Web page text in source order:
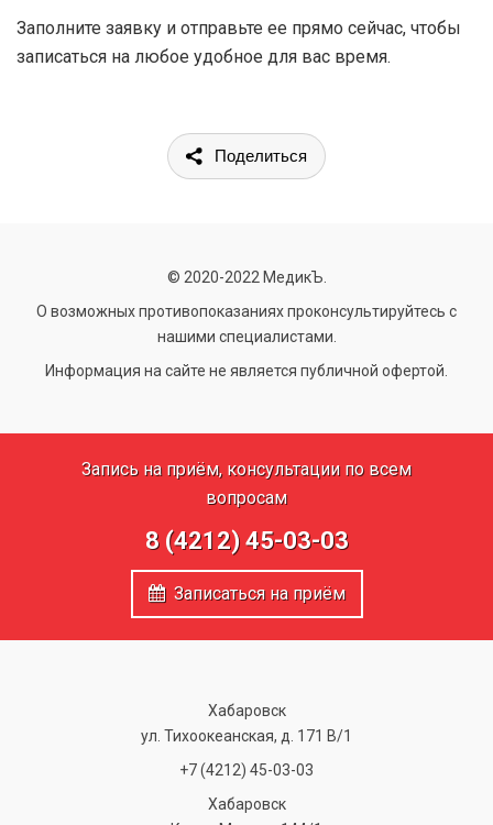
Заполните заявку и отправьте ее прямо сейчас, чтобы
записаться на любое удобное для вас время.
Поделиться
© 2020-2022 МедикЪ.
О возможных противопоказаниях проконсультируйтесь с
нашими специалистами.
Информация на сайте не является публичной офертой.
Запись на приём, консультации по всем
вопросам
8 (4212) 45-03-03
Записаться на приём
Хабаровск
ул. Тихоокеанская, д. 171 В/1
+7 (4212) 45-03-03
Хабаровск